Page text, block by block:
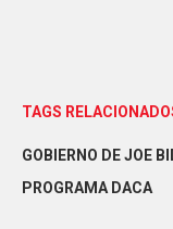
TAGS
GOBIERNO DE JOE
PROGRAMA DACA